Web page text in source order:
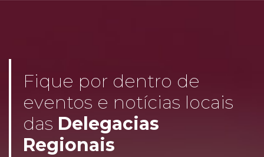
Fique por dentro de
eventos e notícias locais
das Delegacias
Regionais